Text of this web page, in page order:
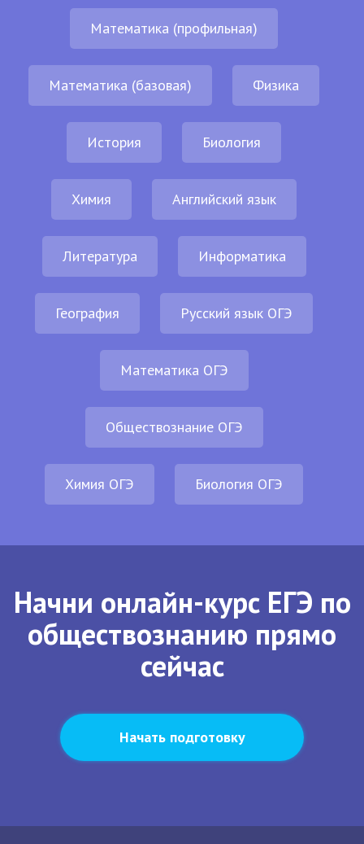
Математика (профильная)
Математика (базовая) Физика
История Биология
Химия Английский язык
Литература Информатика
География Русский язык ОГЭ
Математика ОГЭ
Обществознание ОГЭ
Химия ОГЭ Биология ОГЭ
Начни онлайн-курс ЕГЭ по
обществознанию прямо
сейчас
Начать подготовку